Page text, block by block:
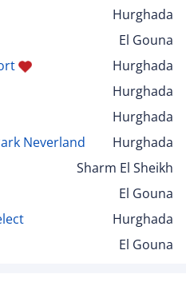
Hurghada
El Gouna
Hurghada
Hurghada
Hurghada
Neverland
Hurghada
Sharm El Sheikh
El Gouna
Hurghada
El Gouna